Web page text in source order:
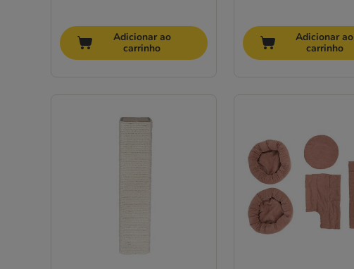
Adicionar ao
carrinho
Adicionar ao
carrinho